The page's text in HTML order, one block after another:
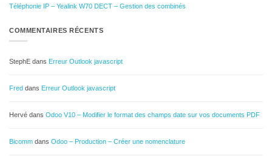
Téléphonie IP – Yealink W70 DECT – Gestion des combinés
COMMENTAIRES RÉCENTS
StephE dans Erreur Outlook javascript
Fred dans Erreur Outlook javascript
Hervé dans Odoo V10 – Modifier le format des champs date sur vos documents PDF
Bicomm dans Odoo – Production – Créer une nomenclature